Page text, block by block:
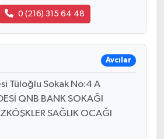
0 (216) 315 64 48
Avcılar
Tüloğlu Sokak No:4 A
QNB BANK SOKAĞI
SAĞLIK OCAĞI